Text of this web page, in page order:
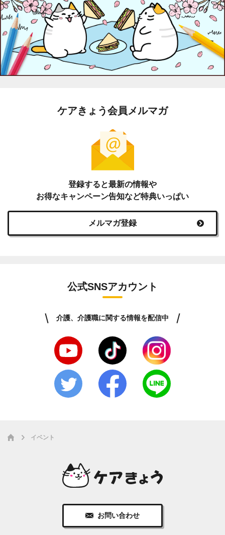
ケアきょう会員メルマガ
登録すると最新の情報や
お得なキャンペーン告知など特典いっぱい
メルマガ登録
公式SNSアカウント
介護、介護職に関する情報を配信中
イベント
お問い合わせ